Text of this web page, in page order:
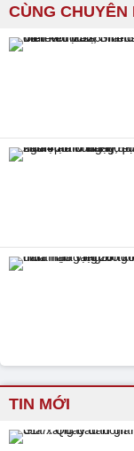
CÙNG CHUYÊN
TIN MỚI